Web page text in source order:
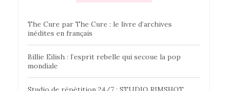
The Cure par The Cure : le livre d’archives
inédites en français
Billie Eilish : l’esprit rebelle qui secoue la pop
mondiale